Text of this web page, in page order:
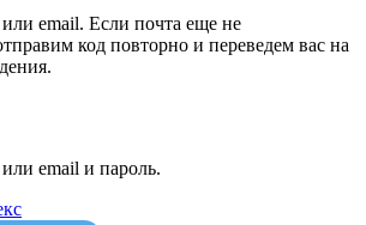
email. Если почта еще не
код повторно и переведем вас на
email и пароль.